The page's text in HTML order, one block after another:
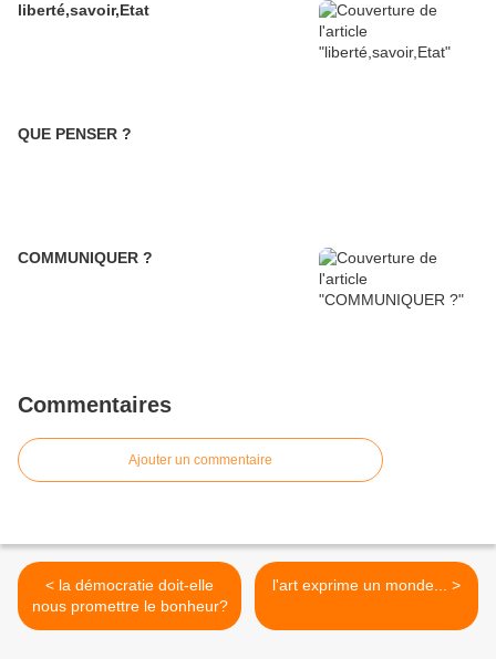
liberté,savoir,Etat
QUE PENSER ?
COMMUNIQUER ?
Commentaires
Ajouter un commentaire
< la démocratie doit-elle
nous promettre le bonheur?
l'art exprime un monde... >